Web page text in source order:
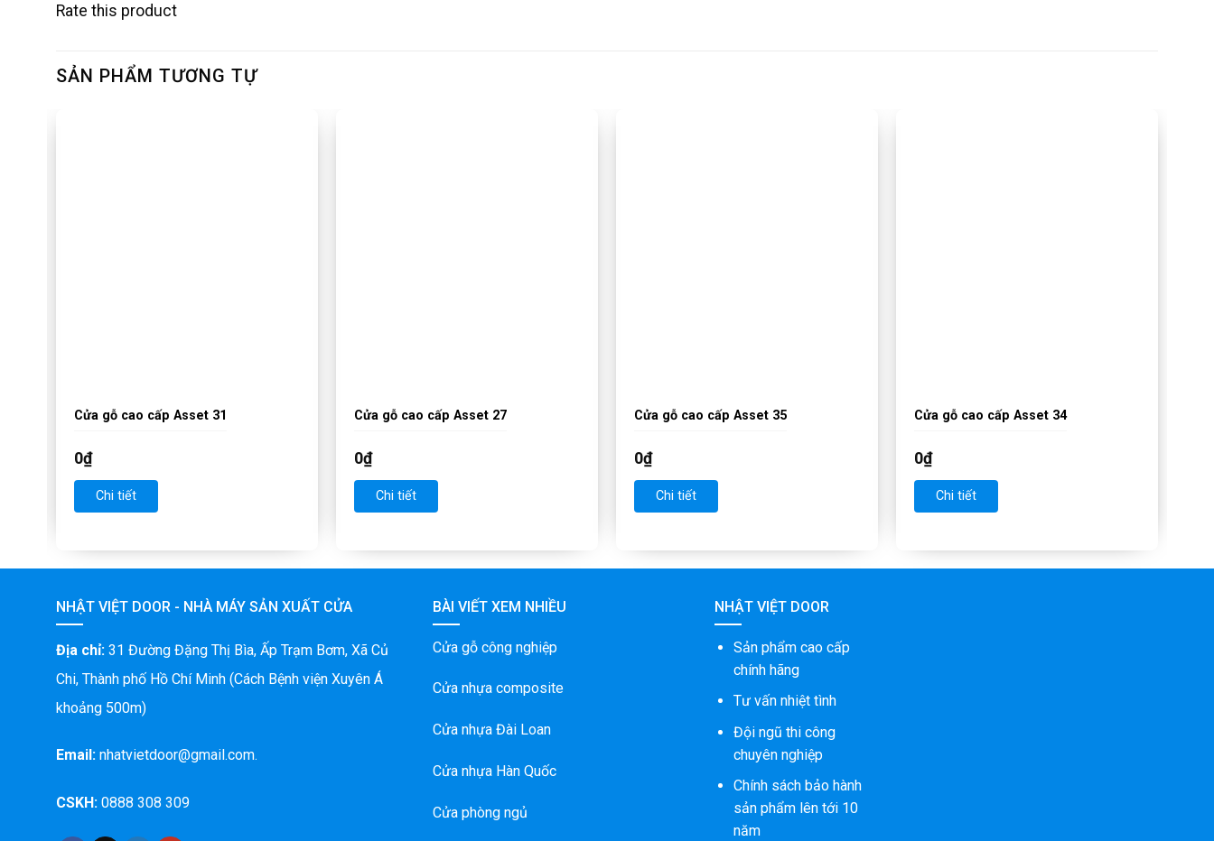
Rate this product
SẢN PHẨM TƯƠNG TỰ
Cửa gỗ cao cấp Asset 31
0₫
Chi tiết
Cửa gỗ cao cấp Asset 27
0₫
Chi tiết
Cửa gỗ cao cấp Asset 35
0₫
Chi tiết
Cửa gỗ cao cấp Asset 34
0₫
Chi tiết
NHẬT VIỆT DOOR - NHÀ MÁY SẢN XUẤT CỬA
Địa chỉ: 31 Đường Đặng Thị Bìa, Ấp Trạm Bơm, Xã Củ
Chi, Thành phố Hồ Chí Minh (Cách Bệnh viện Xuyên Á
khoảng 500m)
Email: nhatvietdoor@gmail.com.
CSKH: 0888 308 309
BÀI VIẾT XEM NHIỀU
Cửa gỗ công nghiệp
Cửa nhựa composite
Cửa nhựa Đài Loan
Cửa nhựa Hàn Quốc
Cửa phòng ngủ
NHẬT VIỆT DOOR
Sản phẩm cao cấp
chính hãng
Tư vấn nhiệt tình
Đội ngũ thi công
chuyên nghiệp
Chính sách bảo hành
sản phẩm lên tới 10
năm